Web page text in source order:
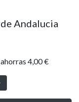
Andalucia
4,00 €